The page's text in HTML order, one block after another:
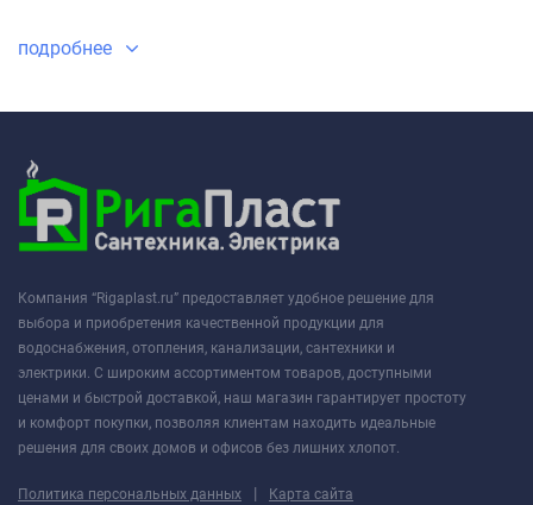
подробнее
Компания “Rigaplast.ru” предоставляет удобное решение для
выбора и приобретения качественной продукции для
водоснабжения, отопления, канализации, сантехники и
электрики. С широким ассортиментом товаров, доступными
ценами и быстрой доставкой, наш магазин гарантирует простоту
и комфорт покупки, позволяя клиентам находить идеальные
решения для своих домов и офисов без лишних хлопот.
Политика персональных данных | Карта сайта